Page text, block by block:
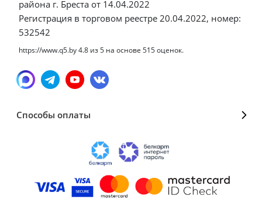
района г. Бреста от 14.04.2022
Регистрация в торговом реестре 20.04.2022, номер:
532542
https://www.q5.by4.8 из5 на основе 515оценок.
Способы оплаты